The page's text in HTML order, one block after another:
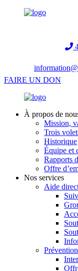
FAIRE UN DON
À propos de
Mission,
Trois
Historique
Équipe et
Rapports
Offre
Nos services
Aide
Prévention